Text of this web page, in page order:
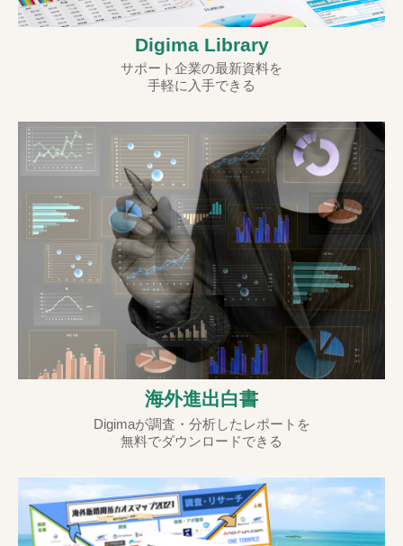
Digima Library
サポート企業の最新資料を
手軽に入手できる
海外進出白書
Digimaが調査・分析したレポートを
無料でダウンロードできる